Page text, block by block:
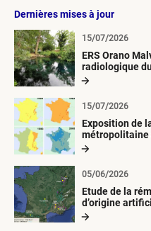
Dernières mises à jour
ERS Orano
radiologique
15/07/2026
Exposition de
métropolitaine
radioactives
15/07/2026
Etude de la
d’origine
05/06/2026